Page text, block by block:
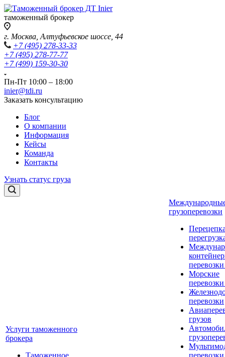
таможенный брокер
г. Москва, Алтуфьевское шоссе, 44
+7 (495) 278-33-33
+7 (495) 278-77-77
+7 (499) 159-30-30
Пн-Пт 10:00 – 18:00
inier@tdi.ru
Заказать консультацию
Блог
О компании
Информация
Кейсы
Команда
Контакты
Узнать статус груза
Услуги таможенного
брокера
Таможенное
грузоперевозки
Морские
перевозки
грузов
перевозки